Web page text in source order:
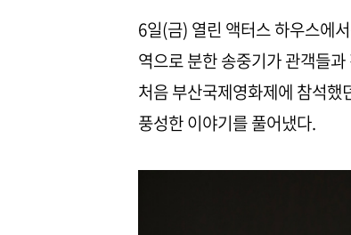
6일(금) 열린 액터스 하우스에
역으로 분한 송중기가 관객들
처음 부산국제영화제에 참석했
풍성한 이야기를 풀어냈다.